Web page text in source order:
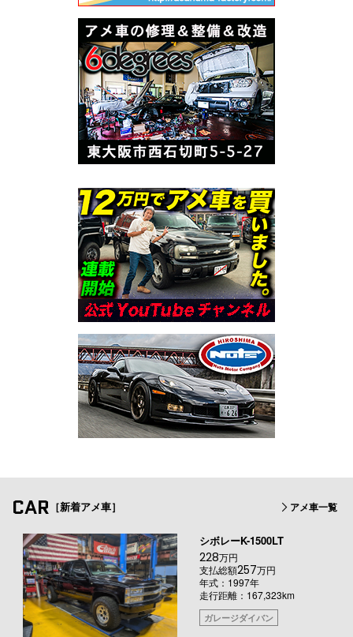
CAR ［新着アメ車］ アメ車一覧
シボレーK-1500LT
228万円
支払総額257万円
年式：1997年
走行距離：167,323km
ガレージダイバン